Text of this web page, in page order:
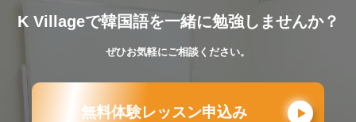
K Villageで韓国語を一緒に勉強しませんか？
ぜひお気軽にご相談ください。
無料体験レッスン申込み